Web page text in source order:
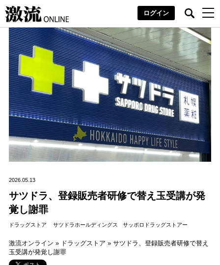
ログイン
2026.05.13
サツドラ、登録販売者研修で替え玉受講が発
覚し謝罪
ドラッグストア サツドラホールディングス サッポロドラッグストアー
激流オンライン » ドラッグストア » サツドラ、登録販売者研修で替え
玉受講が発覚し謝罪